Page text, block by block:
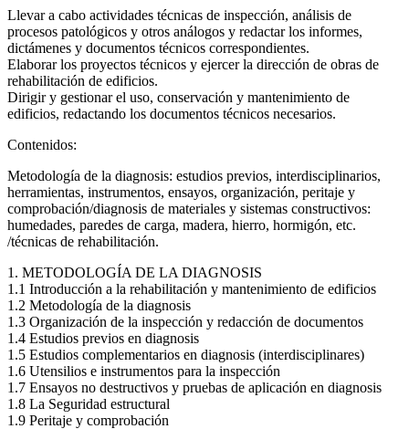
Llevar a cabo actividades técnicas de inspección, análisis de
procesos patológicos y otros análogos y redactar los informes,
dictámenes y documentos técnicos correspondientes.
Elaborar los proyectos técnicos y ejercer la dirección de obras de
rehabilitación de edificios.
Dirigir y gestionar el uso, conservación y mantenimiento de
edificios, redactando los documentos técnicos necesarios.
Contenidos:
Metodología de la diagnosis: estudios previos, interdisciplinarios,
herramientas, instrumentos, ensayos, organización, peritaje y
comprobación/diagnosis de materiales y sistemas constructivos:
humedades, paredes de carga, madera, hierro, hormigón, etc.
/técnicas de rehabilitación.
1. METODOLOGÍA DE LA DIAGNOSIS
1.1 Introducción a la rehabilitación y mantenimiento de edificios
1.2 Metodología de la diagnosis
1.3 Organización de la inspección y redacción de documentos
1.4 Estudios previos en diagnosis
1.5 Estudios complementarios en diagnosis (interdisciplinares)
1.6 Utensilios e instrumentos para la inspección
1.7 Ensayos no destructivos y pruebas de aplicación en diagnosis
1.8 La Seguridad estructural
1.9 Peritaje y comprobación